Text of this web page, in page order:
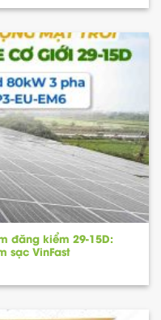
đăng kiểm 29-15D:
sạc VinFast